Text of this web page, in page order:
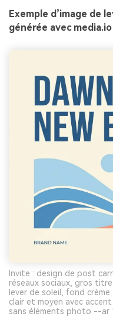
Exemple d’image de
générée avec media.io
Invite : design de post
réseaux sociaux, gros
lever de soleil, fond
clair et moyen avec
sans éléments photo --ar